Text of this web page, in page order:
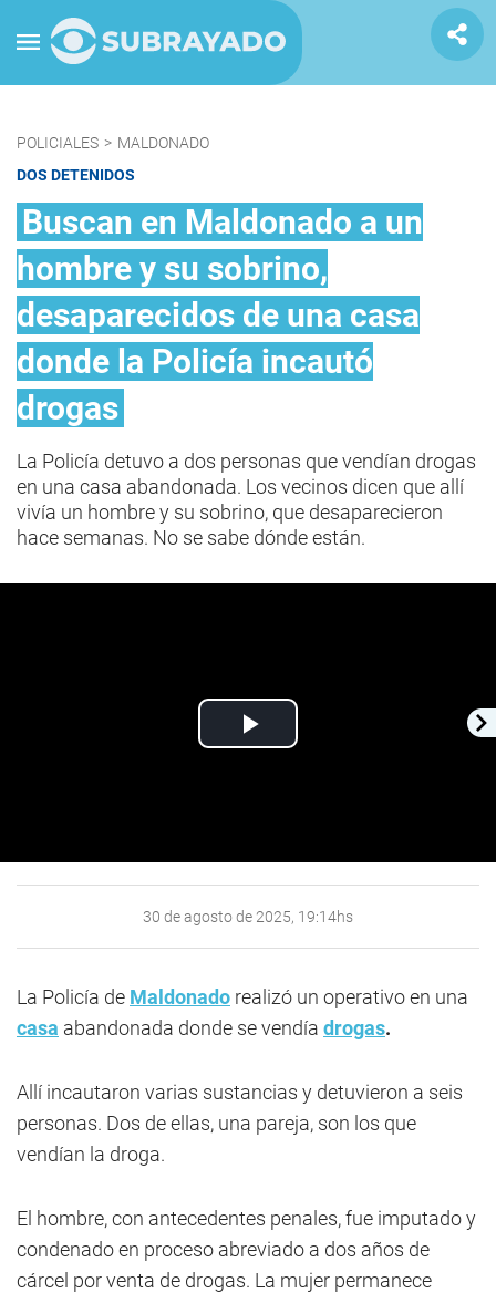
POLICIALES > MALDONADO
DOS DETENIDOS
Buscan en Maldonado a un
hombre y su sobrino,
desaparecidos de una casa
donde la Policía incautó
drogas
La Policía detuvo a dos personas que vendían drogas
en una casa abandonada. Los vecinos dicen que allí
vivía un hombre y su sobrino, que desaparecieron
hace semanas. No se sabe dónde están.
Play
30 de agosto de 2025, 19:14hs
La Policía de Maldonado realizó un operativo en una
casa abandonada donde se vendía drogas.
Allí incautaron varias sustancias y detuvieron a seis
personas. Dos de ellas, una pareja, son los que
vendían la droga.
El hombre, con antecedentes penales, fue imputado y
condenado en proceso abreviado a dos años de
cárcel por venta de drogas. La mujer permanece